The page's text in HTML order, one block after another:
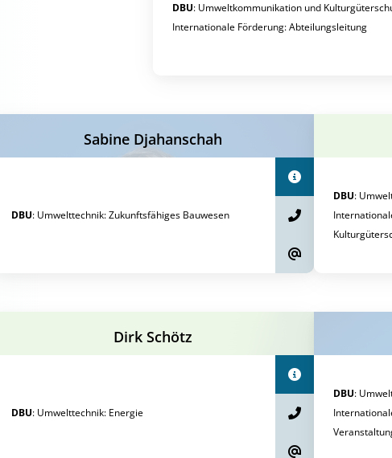
DBU: Umweltkommunikation und
Internationale Förderung:Abteilungsleitung
Sabine Djahanschah
DBU: Umwelttechnik:Zukunftsfähiges Bauwesen
DBU:
Dirk Schötz
DBU: Umwelttechnik: Energie
DBU: